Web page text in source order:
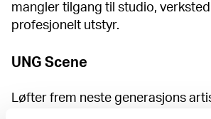
mangler tilgang til studio,
profesjonelt utstyr.
UNG Scene
Løfter frem neste generasjons